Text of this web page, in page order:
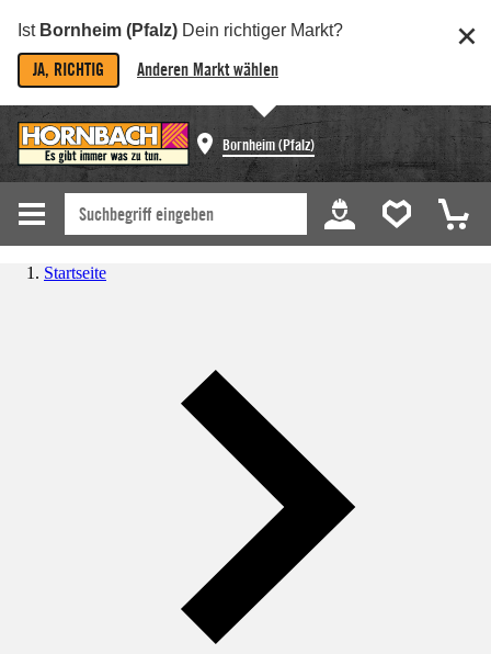
Ist Bornheim (Pfalz) Dein richtiger Markt?
JA, RICHTIG Anderen Markt wählen
Bornheim (Pfalz)
Startseite